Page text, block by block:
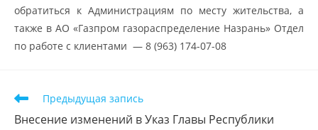
обратиться к Администрациям по месту жительства, а
также в АО «Газпром газораспределение Назрань» Отдел
по работе с клиентами — 8 (963) 174-07-08
Предыдущая запись
Внесение изменений в Указ Главы Республики